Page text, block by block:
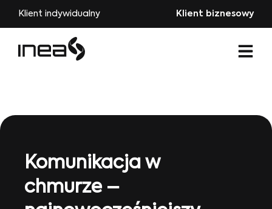
Klient indywidualny Klient biznesowy
Komunikacja w
chmurze –